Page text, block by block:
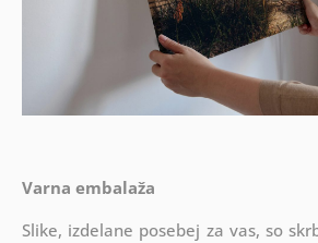
Varna embalaža
Slike, izdelane posebej za vas, so